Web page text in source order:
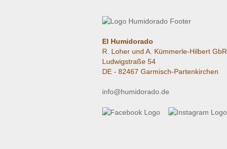
El Humidorado
R. Loher und A. Kümmerle-Hilbert GbR
Ludwigstraße 54
DE - 82467 Garmisch-Partenkirchen
info@humidorado.de